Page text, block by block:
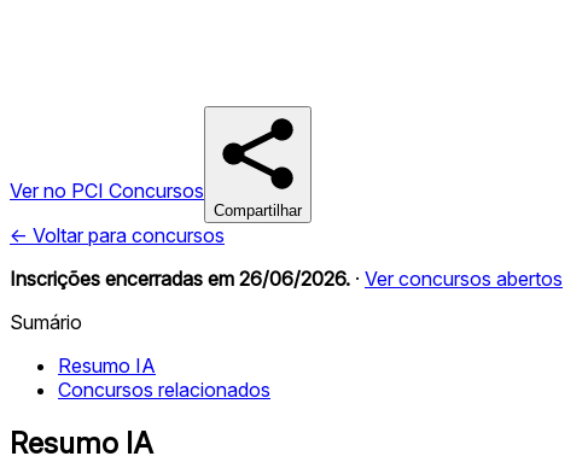
Ver no PCI Concursos
Compartilhar
← Voltar para concursos
Inscrições encerradas em 26/06/2026. · Ver concursos abertos
Sumário
Resumo IA
Concursos relacionados
Resumo IA